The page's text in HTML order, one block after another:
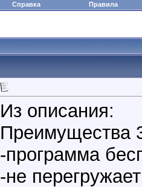
Справка Правила
Из описания:
Преимущества
-программа
-не